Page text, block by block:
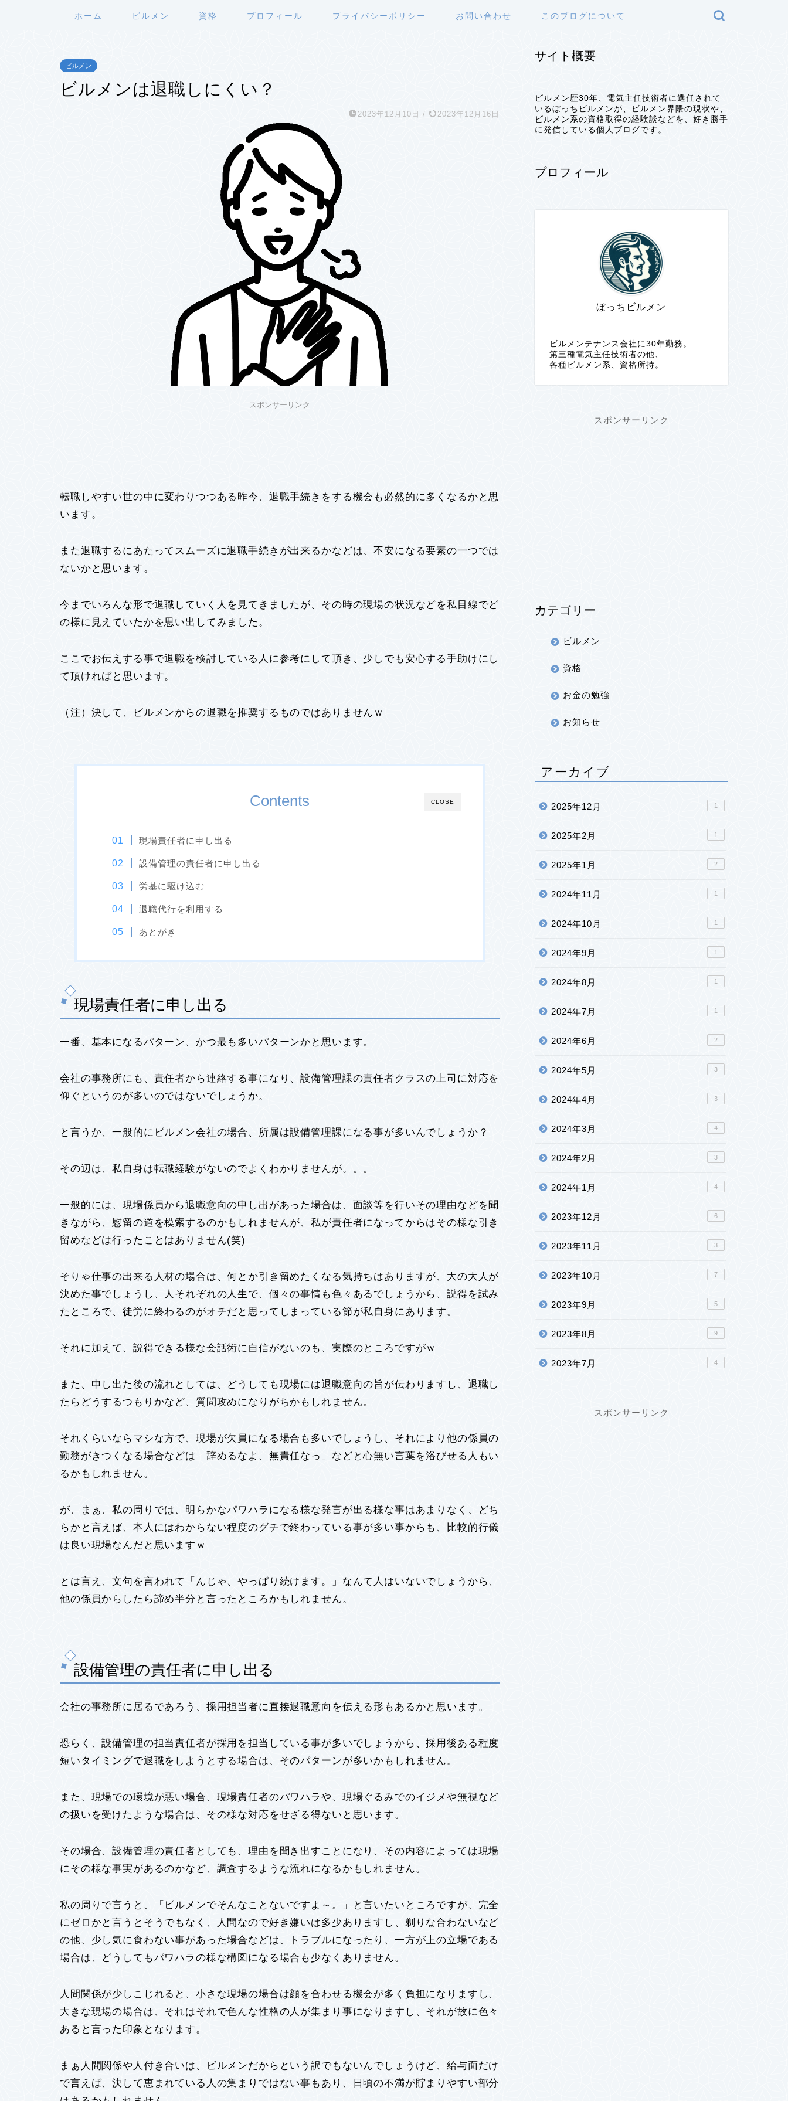
ホーム ビルメン 資格 プロフィール プライバシーポリシー お問い合わせ このブログについて
ビルメン
ビルメンは退職しにくい？
2023年12月10日 / 2023年12月16日
スポンサーリンク
転職しやすい世の中に変わりつつある昨今、退職手続きをする機会も必然的に多くなるかと思
います。
また退職するにあたってスムーズに退職手続きが出来るかなどは、不安になる要素の一つでは
ないかと思います。
今までいろんな形で退職していく人を見てきましたが、その時の現場の状況などを私目線でど
の様に見えていたかを思い出してみました。
ここでお伝えする事で退職を検討している人に参考にして頂き、少しでも安心する手助けにし
て頂ければと思います。
（注）決して、ビルメンからの退職を推奨するものではありませんｗ
CLOSE
Contents
現場責任者に申し出る
設備管理の責任者に申し出る
労基に駆け込む
退職代行を利用する
あとがき
現場責任者に申し出る
一番、基本になるパターン、かつ最も多いパターンかと思います。
会社の事務所にも、責任者から連絡する事になり、設備管理課の責任者クラスの上司に対応を
仰ぐというのが多いのではないでしょうか。
と言うか、一般的にビルメン会社の場合、所属は設備管理課になる事が多いんでしょうか？
その辺は、私自身は転職経験がないのでよくわかりませんが。。。
一般的には、現場係員から退職意向の申し出があった場合は、面談等を行いその理由などを聞
きながら、慰留の道を模索するのかもしれませんが、私が責任者になってからはその様な引き
留めなどは行ったことはありません(笑)
そりゃ仕事の出来る人材の場合は、何とか引き留めたくなる気持ちはありますが、大の大人が
決めた事でしょうし、人それぞれの人生で、個々の事情も色々あるでしょうから、説得を試み
たところで、徒労に終わるのがオチだと思ってしまっている節が私自身にあります。
それに加えて、説得できる様な会話術に自信がないのも、実際のところですがｗ
また、申し出た後の流れとしては、どうしても現場には退職意向の旨が伝わりますし、退職し
たらどうするつもりかなど、質問攻めになりがちかもしれません。
それくらいならマシな方で、現場が欠員になる場合も多いでしょうし、それにより他の係員の
勤務がきつくなる場合などは「辞めるなよ、無責任なっ」などと心無い言葉を浴びせる人もい
るかもしれません。
が、まぁ、私の周りでは、明らかなパワハラになる様な発言が出る様な事はあまりなく、どち
らかと言えば、本人にはわからない程度のグチで終わっている事が多い事からも、比較的行儀
は良い現場なんだと思いますｗ
とは言え、文句を言われて「んじゃ、やっぱり続けます。」なんて人はいないでしょうから、
他の係員からしたら諦め半分と言ったところかもしれません。
設備管理の責任者に申し出る
会社の事務所に居るであろう、採用担当者に直接退職意向を伝える形もあるかと思います。
恐らく、設備管理の担当責任者が採用を担当している事が多いでしょうから、採用後ある程度
短いタイミングで退職をしようとする場合は、そのパターンが多いかもしれません。
また、現場での環境が悪い場合、現場責任者のパワハラや、現場ぐるみでのイジメや無視など
の扱いを受けたような場合は、その様な対応をせざる得ないと思います。
その場合、設備管理の責任者としても、理由を聞き出すことになり、その内容によっては現場
にその様な事実があるのかなど、調査するような流れになるかもしれません。
私の周りで言うと、「ビルメンでそんなことないですよ～。」と言いたいところですが、完全
にゼロかと言うとそうでもなく、人間なので好き嫌いは多少ありますし、剃りな合わないなど
の他、少し気に食わない事があった場合などは、トラブルになったり、一方が上の立場である
場合は、どうしてもパワハラの様な構図になる場合も少なくありません。
人間関係が少しこじれると、小さな現場の場合は顔を合わせる機会が多く負担になりますし、
大きな現場の場合は、それはそれで色んな性格の人が集まり事になりますし、それが故に色々
あると言った印象となります。
まぁ人間関係や人付き合いは、ビルメンだからという訳でもないんでしょうけど、給与面だけ
で言えば、決して恵まれている人の集まりではない事もあり、日頃の不満が貯まりやすい部分
サイト概要
ビルメン歴30年、電気主任技術者に選任されて
いるぼっちビルメンが、ビルメン界隈の現状や、
ビルメン系の資格取得の経験談などを、好き勝手
に発信している個人ブログです。
プロフィール
ぼっちビルメン
ビルメンテナンス会社に30年勤務。
第三種電気主任技術者の他、
各種ビルメン系、資格所持。
スポンサーリンク
カテゴリー
ビルメン
資格
お金の勉強
お知らせ
アーカイブ
2025年12月 1
2025年2月 1
2025年1月 2
2024年11月 1
2024年10月 1
2024年9月 1
2024年8月 1
2024年7月 1
2024年6月 2
2024年5月 3
2024年4月 3
2024年3月 4
2024年2月 3
2024年1月 4
2023年12月 6
2023年11月 3
2023年10月 7
2023年9月 5
2023年8月 9
2023年7月 4
スポンサーリンク